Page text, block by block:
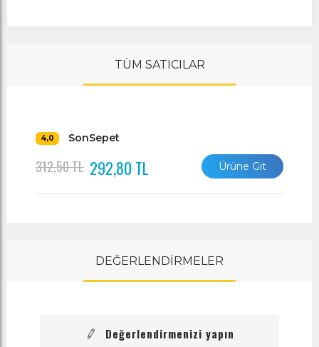
TÜM SATICILAR
4,0 SonSepet
312,50 TL 292,80 TL Ürüne Git
DEĞERLENDİRMELER
Değerlendirmenizi yapın